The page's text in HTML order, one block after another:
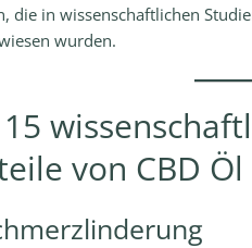
die in wissenschaftlichen
wurden.
von CBD Öl